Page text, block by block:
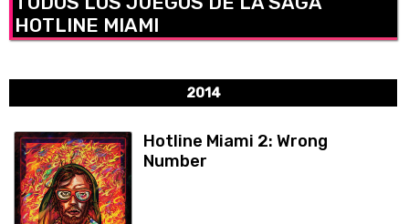
HOTLINE MIAMI
2014
Hotline Miami 2: Wrong
Number